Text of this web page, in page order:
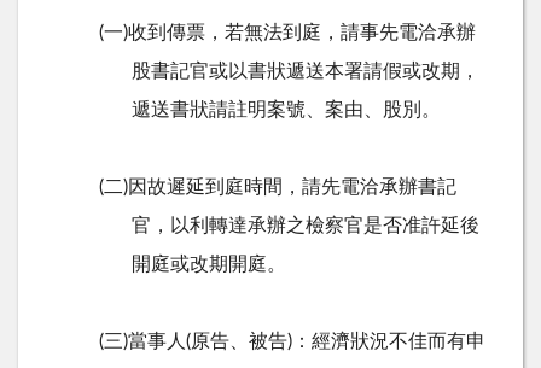
(一)收到傳票，若無法到庭，請事先電洽承辦
股書記官或以書狀遞送本署請假或改期，
遞送書狀請註明案號、案由、股別。
(二)因故遲延到庭時間，請先電洽承辦書記
官，以利轉達承辦之檢察官是否准許延後
開庭或改期開庭。
(三)當事人(原告、被告)：經濟狀況不佳而有申